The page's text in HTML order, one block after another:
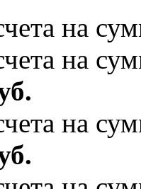
на
на
на